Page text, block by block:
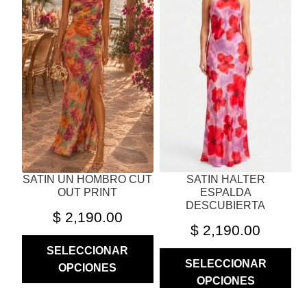
SATIN UN HOMBRO CUT
OUT PRINT
$2,190.00
SELECCIONAR
OPCIONES
MÚLTIPLES
VARIANTES.
LAS
OPCIONES
SE
PUEDEN
ELEGIR
EN
LA
PÁGINA
DE
SATIN HALTER
ESPALDA
DESCUBIERTA
$ 2,190.00
SELECCIONAR
OPCIONES
MÚLTIPLES
VARIANTES.
OPCIONES
PRODUCTO